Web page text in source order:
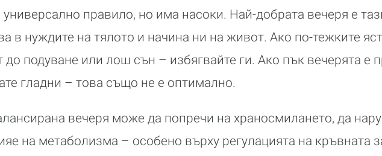
правило, но има насоки. Най-добрата вечеря е
в нуждите на тялото и начина ни на живот. Ако по-тежките
до подуване или лош сън – избягвайте ги. Ако пък вечерята е
гладни – това също не е оптимално.
вечеря може да попречи на храносмилането, да
на метаболизма – особено върху регулацията на кръвната